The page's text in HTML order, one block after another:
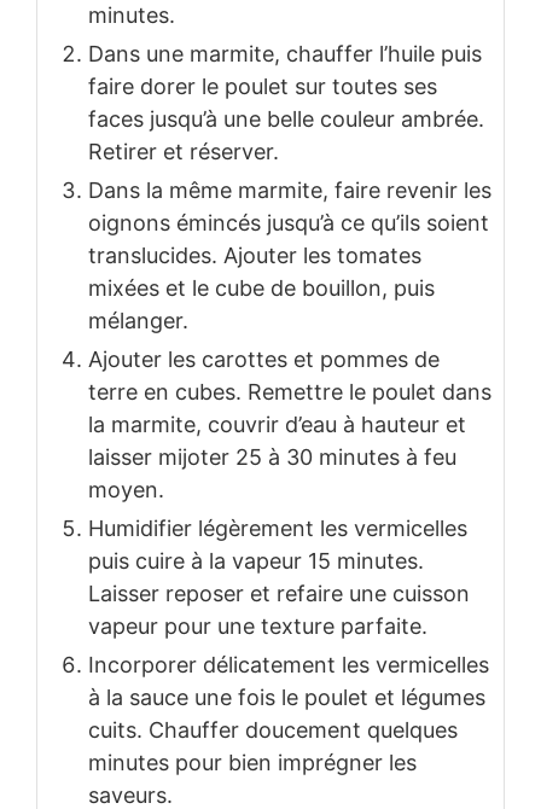
minutes.
Dans une marmite, chauffer l’huile puis
faire dorer le poulet sur toutes ses
faces jusqu’à une belle couleur ambrée.
Retirer et réserver.
Dans la même marmite, faire revenir les
oignons émincés jusqu’à ce qu’ils soient
translucides. Ajouter les tomates
mixées et le cube de bouillon, puis
mélanger.
Ajouter les carottes et pommes de
terre en cubes. Remettre le poulet dans
la marmite, couvrir d’eau à hauteur et
laisser mijoter 25 à 30 minutes à feu
moyen.
Humidifier légèrement les vermicelles
puis cuire à la vapeur 15 minutes.
Laisser reposer et refaire une cuisson
vapeur pour une texture parfaite.
Incorporer délicatement les vermicelles
à la sauce une fois le poulet et légumes
cuits. Chauffer doucement quelques
minutes pour bien imprégner les
saveurs.